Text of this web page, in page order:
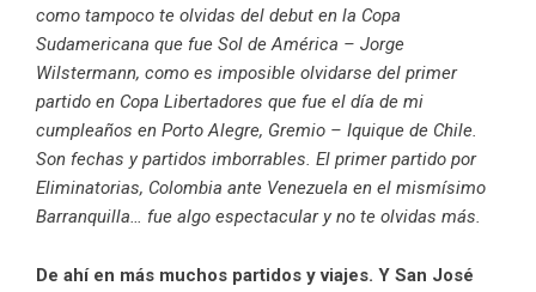
como tampoco te olvidas del debut en la Copa
Sudamericana que fue Sol de América – Jorge
Wilstermann, como es imposible olvidarse del primer
partido en Copa Libertadores que fue el día de mi
cumpleaños en Porto Alegre, Gremio – Iquique de Chile.
Son fechas y partidos imborrables. El primer partido por
Eliminatorias, Colombia ante Venezuela en el mismísimo
Barranquilla… fue algo espectacular y no te olvidas más.
De ahí en más muchos partidos y viajes. Y San José